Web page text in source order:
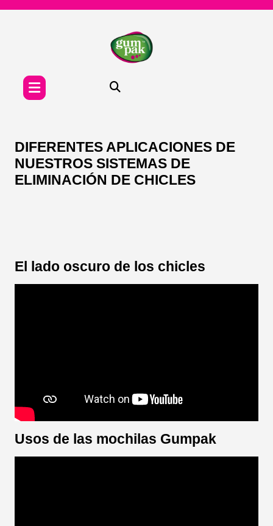
DIFERENTES APLICACIONES DE
NUESTROS SISTEMAS DE
ELIMINACIÓN DE CHICLES
El lado oscuro de los chicles
Usos de las mochilas Gumpak